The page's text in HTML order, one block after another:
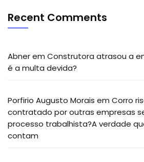
Recent Comments
Abnerem Construtora atrasou a
é a multa devida?
Porfirio Augusto Morais em Corro
contratado por outras empresas
processo trabalhista?A verdade
contam